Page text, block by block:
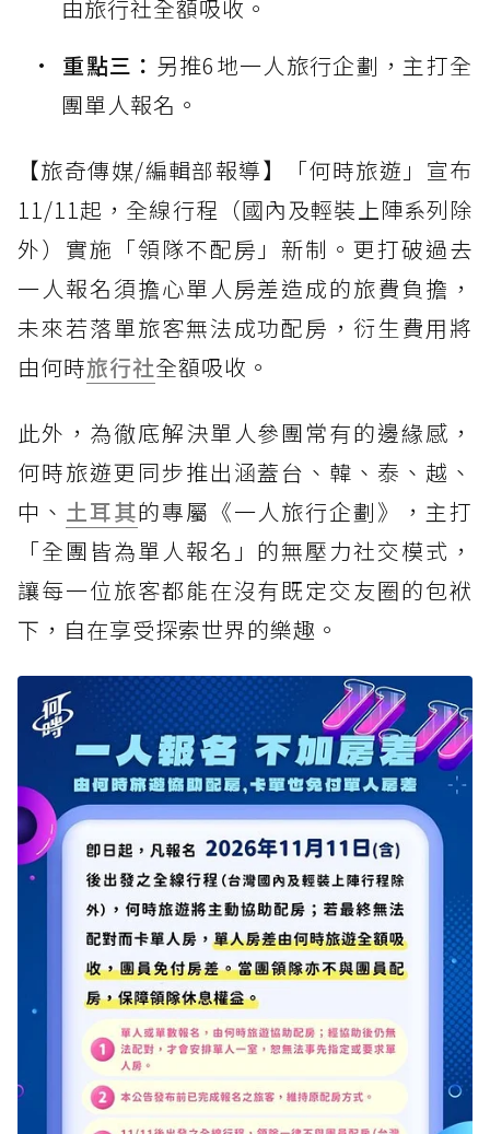
由旅行社全額吸收。
重點三： 另推6地一人旅行企劃，主打全
團單人報名。
【旅奇傳媒/編輯部報導】「何時旅遊」宣布
11/11起，全線行程（國內及輕裝上陣系列除
外）實施「領隊不配房」新制。更打破過去
一人報名須擔心單人房差造成的旅費負擔，
未來若落單旅客無法成功配房，衍生費用將
由何時旅行社全額吸收。
此外，為徹底解決單人參團常有的邊緣感，
何時旅遊更同步推出涵蓋台、韓、泰、越、
中、 土耳其的專屬《一人旅行企劃》，主打
「全團皆為單人報名」的無壓力社交模式，
讓每一位旅客都能在沒有既定交友圈的包袱
下，自在享受探索世界的樂趣。